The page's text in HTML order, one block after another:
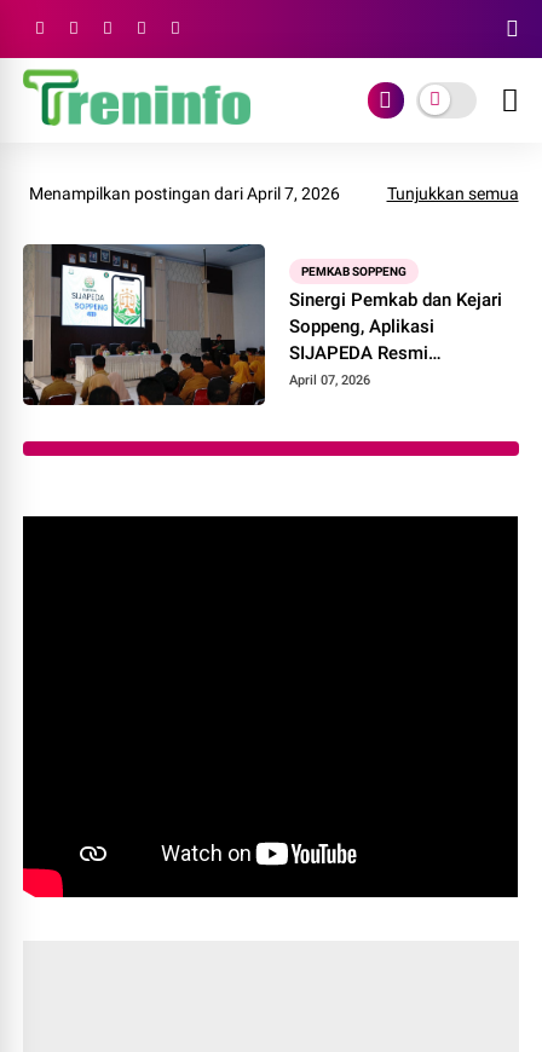
Menampilkan postingan dari April 7, 2026 Tunjukkan semua
PEMKAB SOPPENG
Sinergi Pemkab dan Kejari
Soppeng, Aplikasi
SIJAPEDA Resmi
Beroperasi untuk Seluruh
April 07, 2026